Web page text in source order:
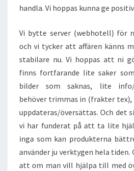
handla. Vi hoppas kunna ge
Vi bytte server (webhotell) för
och vi tycker att affären känns
stabilare nu. Vi hoppas att ni
finns fortfarande lite saker
bilder som saknas, lite
behöver trimmas in (frakter
uppdateras/översättas. Och det
vi har funderat på att ta lite
inga som kan produkterna
använder ju verktygen hela tiden.
att om man vill hjälpa till med